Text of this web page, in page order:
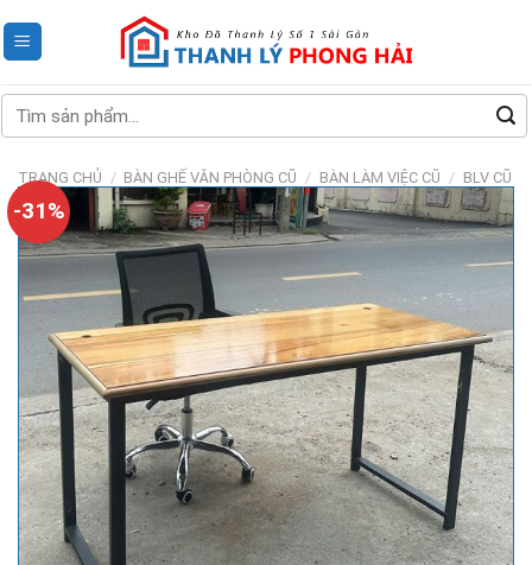
to
Tìm
kiếm:
TRANG CHỦ / BÀN GHẾ VĂN PHÒNG CŨ / BÀN LÀM VIỆC CŨ / BLV CŨ
-31%